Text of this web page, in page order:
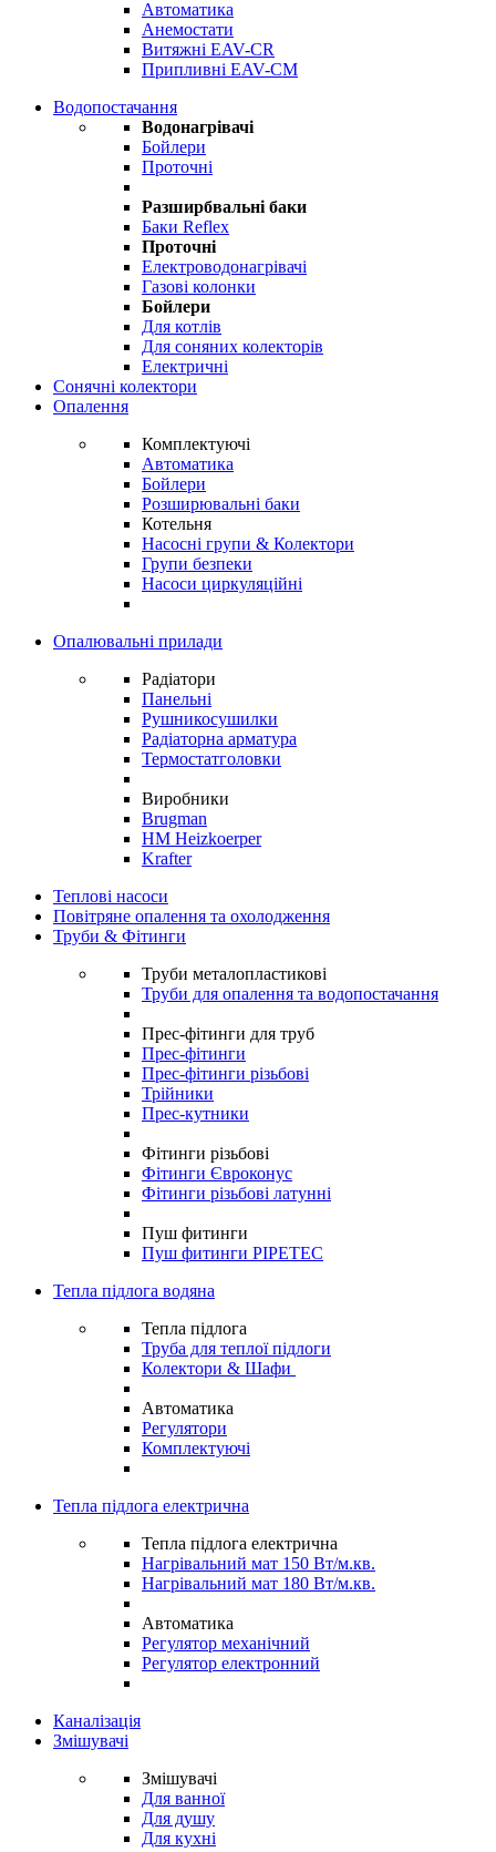
Автоматика
Анемостати
Витяжні EAV-CR
Припливні EAV-CM
Водопостачання
Водонагрівачі
Бойлери
Проточні
Разширбвальні баки
Баки Reflex
Проточні
Електроводонагрівачі
Газові колонки
Бойлери
Для котлів
Для соняних колекторів
Електричні
Сонячні колектори
Опалення
Комплектуючі
Автоматика
Бойлери
Розширювальні баки
Котельня
Насосні групи & Колектори
Групи безпеки
Насоси циркуляційні
Опалювальні прилади
Радіатори
Панельні
Рушникосушилки
Радіаторна арматура
Термостатголовки
Виробники
Brugman
HM Heizkoerper
Krafter
Теплові насоси
Повітряне опалення та охолодження
Труби & Фітинги
Труби металопластикові
Труби для опалення та водопостачання
Прес-фітинги для труб
Прес-фітинги
Прес-фітинги різьбові
Трійники
Прес-кутники
Фітинги різьбові
Фітинги Євроконус
Фітинги різьбові латунні
Пуш фитинги
Пуш фитинги PIPETEC
Тепла підлога водяна
Тепла підлога
Труба для теплої підлоги
Колектори & Шафи
Автоматика
Регулятори
Комплектуючі
Тепла підлога електрична
Тепла підлога електрична
Нагрівальний мат 150 Вт/м.кв.
Нагрівальний мат 180 Вт/м.кв.
Автоматика
Регулятор механічний
Регулятор електронний
Каналізація
Змішувачі
Змішувачі
Для ванної
Для душу
Для кухні